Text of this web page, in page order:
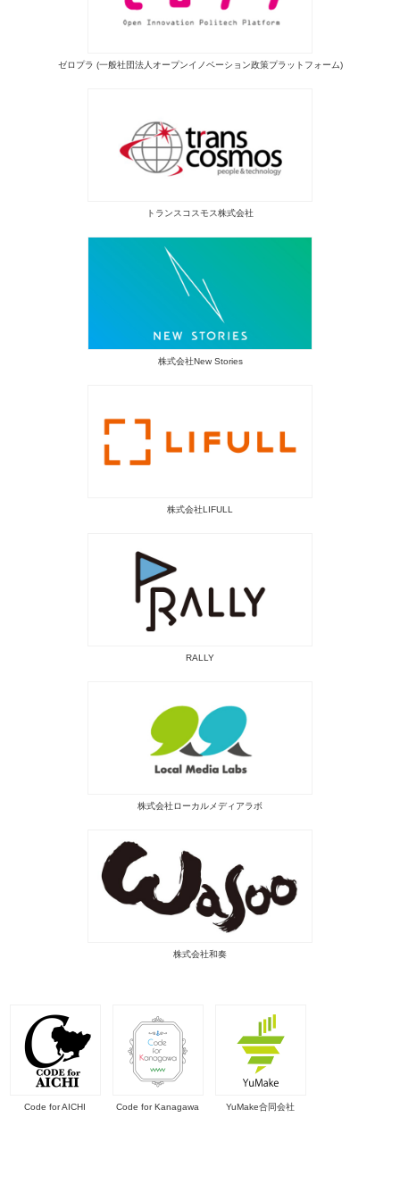
ゼロプラ (一般社団法人オープンイノベーション政策プラットフォーム)
トランスコスモス株式会社
株式会社New Stories
株式会社LIFULL
RALLY
株式会社ローカルメディアラボ
株式会社和奏
Code for AICHI Code for Kanagawa YuMake合同会社